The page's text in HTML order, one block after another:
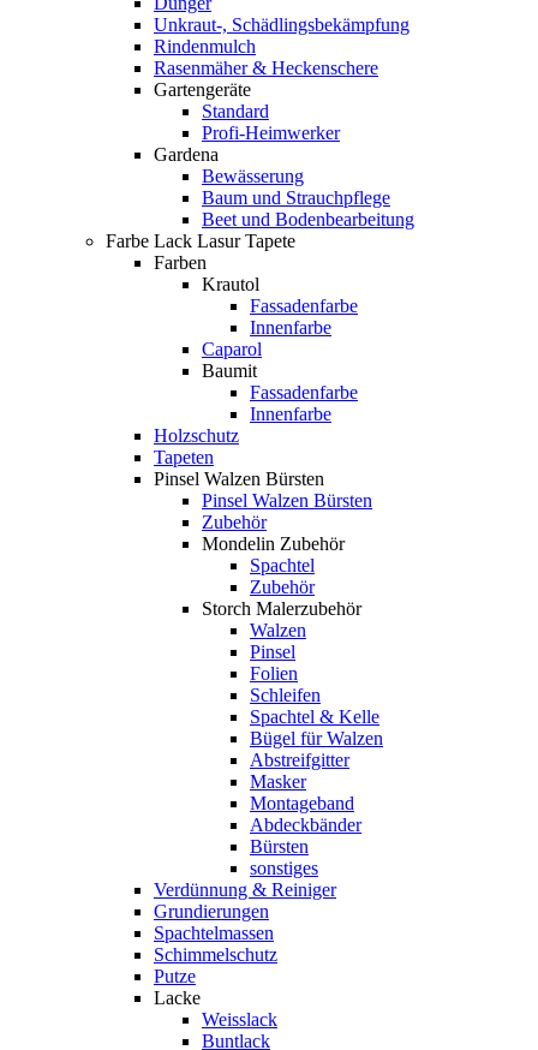
Unkraut-, Schädlingsbekämpfung
Rindenmulch
Rasenmäher & Heckenschere
Gartengeräte
Standard
Profi-Heimwerker
Gardena
Bewässerung
Baum und Strauchpflege
Beet und Bodenbearbeitung
Farbe Lack Lasur Tapete
Farben
Krautol
Fassadenfarbe
Innenfarbe
Caparol
Baumit
Fassadenfarbe
Innenfarbe
Holzschutz
Tapeten
Pinsel Walzen Bürsten
Pinsel Walzen Bürsten
Zubehör
Mondelin Zubehör
Spachtel
Zubehör
Storch Malerzubehör
Walzen
Pinsel
Folien
Schleifen
Spachtel & Kelle
Bügel für Walzen
Abstreifgitter
Masker
Montageband
Abdeckbänder
Bürsten
sonstiges
Verdünnung & Reiniger
Grundierungen
Spachtelmassen
Schimmelschutz
Putze
Lacke
Weisslack
Buntlack